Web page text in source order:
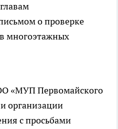
о проверке
многоэтажных
«МУП Первомайского
организации
с просьбами